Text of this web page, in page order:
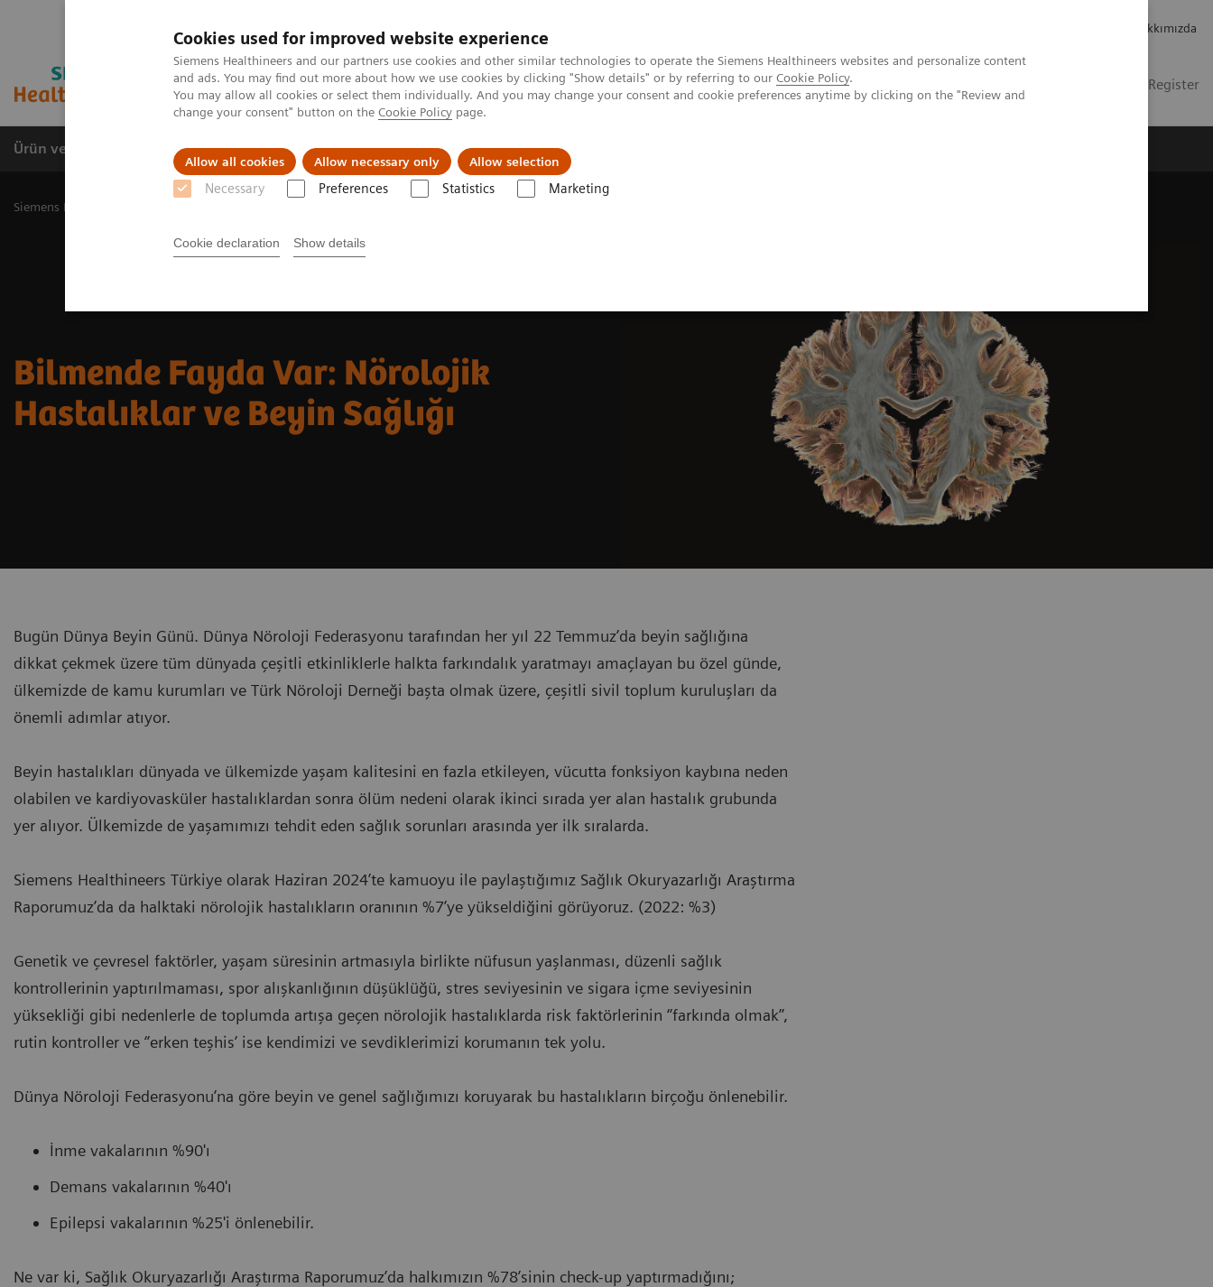
Cookies used for improved website experience
Siemens Healthineers and our partners use cookies and other similar technologies to operate the Siemens Healthineers websites and personalize content
and ads. You may find out more about how we use cookies by clicking "Show details" or by referring to our Cookie Policy.
You may allow all cookies or select them individually. And you may change your consent and cookie preferences anytime by clicking on the "Review and
change your consent" button on the Cookie Policy page.
Allow all cookies Allow necessary only Allow selection
Necessary Preferences Statistics Marketing
Cookie declaration Show details
Hakkımızda
Login / Register
Ürün ve Hizmetler Öne Çıkanlar Sağlık Hizmetlerinde Karşılaşılan Zorluklar ve Çözüm Yolları
Siemens Healthineers Türkiye
Bilmende Fayda Var: Nörolojik
Hastalıklar ve Beyin Sağlığı
Bugün Dünya Beyin Günü. Dünya Nöroloji Federasyonu tarafından her yıl 22 Temmuz’da beyin sağlığına
dikkat çekmek üzere tüm dünyada çeşitli etkinliklerle halkta farkındalık yaratmayı amaçlayan bu özel günde,
ülkemizde de kamu kurumları ve Türk Nöroloji Derneği başta olmak üzere, çeşitli sivil toplum kuruluşları da
önemli adımlar atıyor.
Beyin hastalıkları dünyada ve ülkemizde yaşam kalitesini en fazla etkileyen, vücutta fonksiyon kaybına neden
olabilen ve kardiyovasküler hastalıklardan sonra ölüm nedeni olarak ikinci sırada yer alan hastalık grubunda
yer alıyor. Ülkemizde de yaşamımızı tehdit eden sağlık sorunları arasında yer ilk sıralarda.
Siemens Healthineers Türkiye olarak Haziran 2024’te kamuoyu ile paylaştığımız Sağlık Okuryazarlığı Araştırma
Raporumuz’da da halktaki nörolojik hastalıkların oranının %7’ye yükseldiğini görüyoruz. (2022: %3)
Genetik ve çevresel faktörler, yaşam süresinin artmasıyla birlikte nüfusun yaşlanması, düzenli sağlık
kontrollerinin yaptırılmaması, spor alışkanlığının düşüklüğü, stres seviyesinin ve sigara içme seviyesinin
yüksekliği gibi nedenlerle de toplumda artışa geçen nörolojik hastalıklarda risk faktörlerinin ‘’farkında olmak’’,
rutin kontroller ve ‘’erken teşhis’ ise kendimizi ve sevdiklerimizi korumanın tek yolu.
Dünya Nöroloji Federasyonu’na göre beyin ve genel sağlığımızı koruyarak bu hastalıkların birçoğu önlenebilir.
İnme vakalarının %90'ı
Demans vakalarının %40'ı
Epilepsi vakalarının %25'i önlenebilir.
Ne var ki, Sağlık Okuryazarlığı Araştırma Raporumuz’da halkımızın %78’sinin check-up yaptırmadığını;